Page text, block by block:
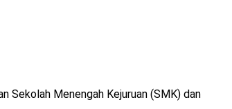
Sekolah Menengah Kejuruan (SMK) dan